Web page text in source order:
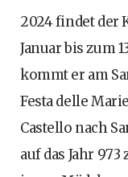
2024 findet der
Januar bis zum
kommt er am
Festa delle
Castello nach
auf das Jahr